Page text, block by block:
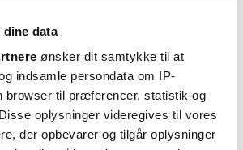
data
ønsker dit samtykke til at
indsamle persondata om IP-
browser til præferencer, statistik og
oplysninger videregives til vores
der opbevarer og tilgår oplysninger